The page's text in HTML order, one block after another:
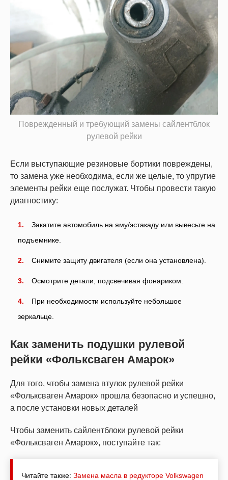
Поврежденный и требующий замены сайлентблок
рулевой рейки
Если выступающие резиновые бортики повреждены,
то замена уже необходима, если же целые, то упругие
элементы рейки еще послужат. Чтобы провести такую
диагностику:
Закатите автомобиль на яму/эстакаду или вывесьте на
подъемнике.
Снимите защиту двигателя (если она установлена).
Осмотрите детали, подсвечивая фонариком.
При необходимости используйте небольшое
зеркальце.
Как заменить подушки рулевой
рейки «Фольксваген Амарок»
Для того, чтобы замена втулок рулевой рейки
«Фольксваген Амарок» прошла безопасно и успешно,
а после установки новых деталей
Чтобы заменить сайлентблоки рулевой рейки
«Фольксваген Амарок», поступайте так:
Читайте также: Замена масла в редукторе Volkswagen